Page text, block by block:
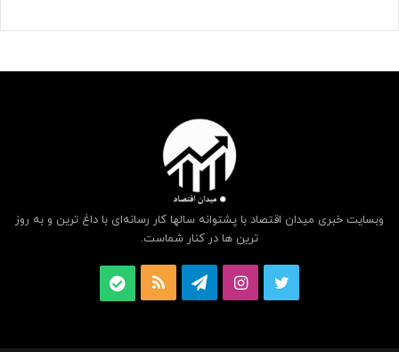
وبسایت خبری میدان اقتصاد با پشتوانه سالها کار رسانه‌ای با داغ ترین و به روز
ترین ها در کنار شماست.
توییتر اینستاگرام
تلگرام خوراک